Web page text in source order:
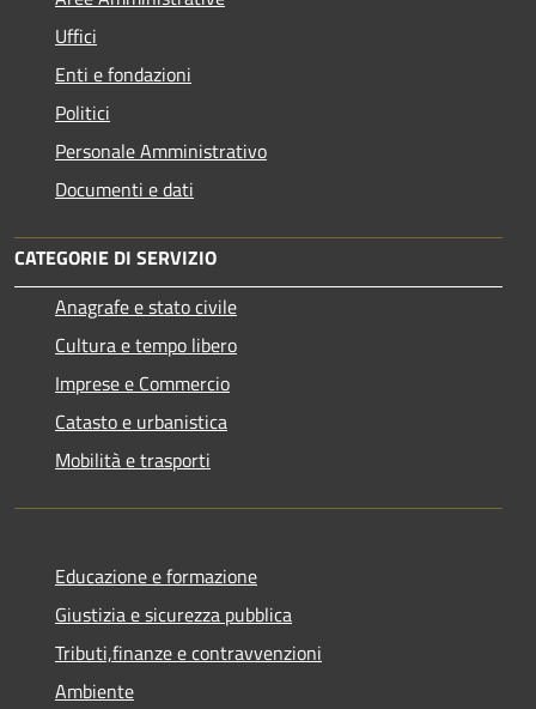
Uffici
Enti e fondazioni
Politici
Personale Amministrativo
Documenti e dati
CATEGORIE DI SERVIZIO
Anagrafe e stato civile
Cultura e tempo libero
Imprese e Commercio
Catasto e urbanistica
Mobilità e trasporti
Educazione e formazione
Giustizia e sicurezza pubblica
Tributi,finanze e contravvenzioni
Ambiente